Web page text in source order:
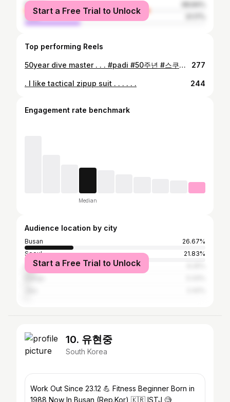
female
male
Start a Free Trial to Unlock
Top performing Reels
50year dive master . . . #padi #50주년 #스쿠버다이빙 #스쿠버 #라이프가드 277
. I like tactical zipup suit . . . . . . 244
Engagement rate benchmark
Median
Audience location by city
Busan
26.67%
Seoul
21.83%
Incheon
Start a Free Trial to Unlock
10. 유현중
South Korea
Work Out Since 23.12 💪 Fitness Beginner Born in
1988 Now In Busan (Rep.Kor) 🇰🇷 ISTJ 🧐